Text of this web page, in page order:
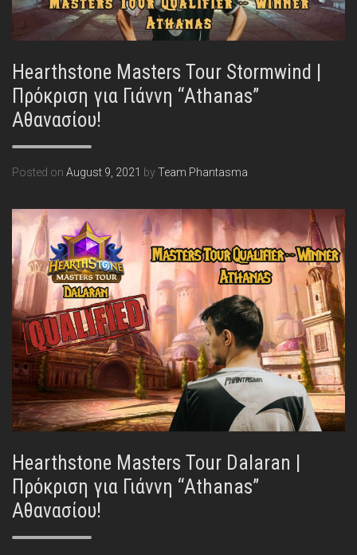
Hearthstone Masters Tour Stormwind |
Πρόκριση για Γιάννη “Athanas”
Αθανασίου!
Posted on August 9, 2021 by Team Phantasma
Hearthstone Masters Tour Dalaran |
Πρόκριση για Γιάννη “Athanas”
Αθανασίου!